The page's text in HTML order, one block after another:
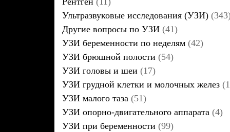
Ультразвуковые исследования (УЗИ)
Другие вопросы по УЗИ (41)
УЗИ беременности по неделям (42)
УЗИ брюшной полости (54)
УЗИ головы и шеи (17)
УЗИ грудной клетки и молочных желез
УЗИ малого таза (51)
УЗИ опорно-двигательного аппарата (4)
УЗИ при беременности (99)